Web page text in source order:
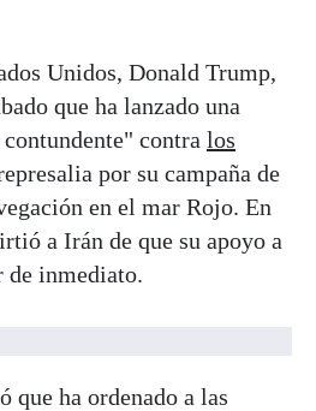
Unidos, Donald Trump,
que ha lanzado una
contra los
por su campaña de
en el mar Rojo. En
a Irán de que su apoyo a
de inmediato.
que ha ordenado a las